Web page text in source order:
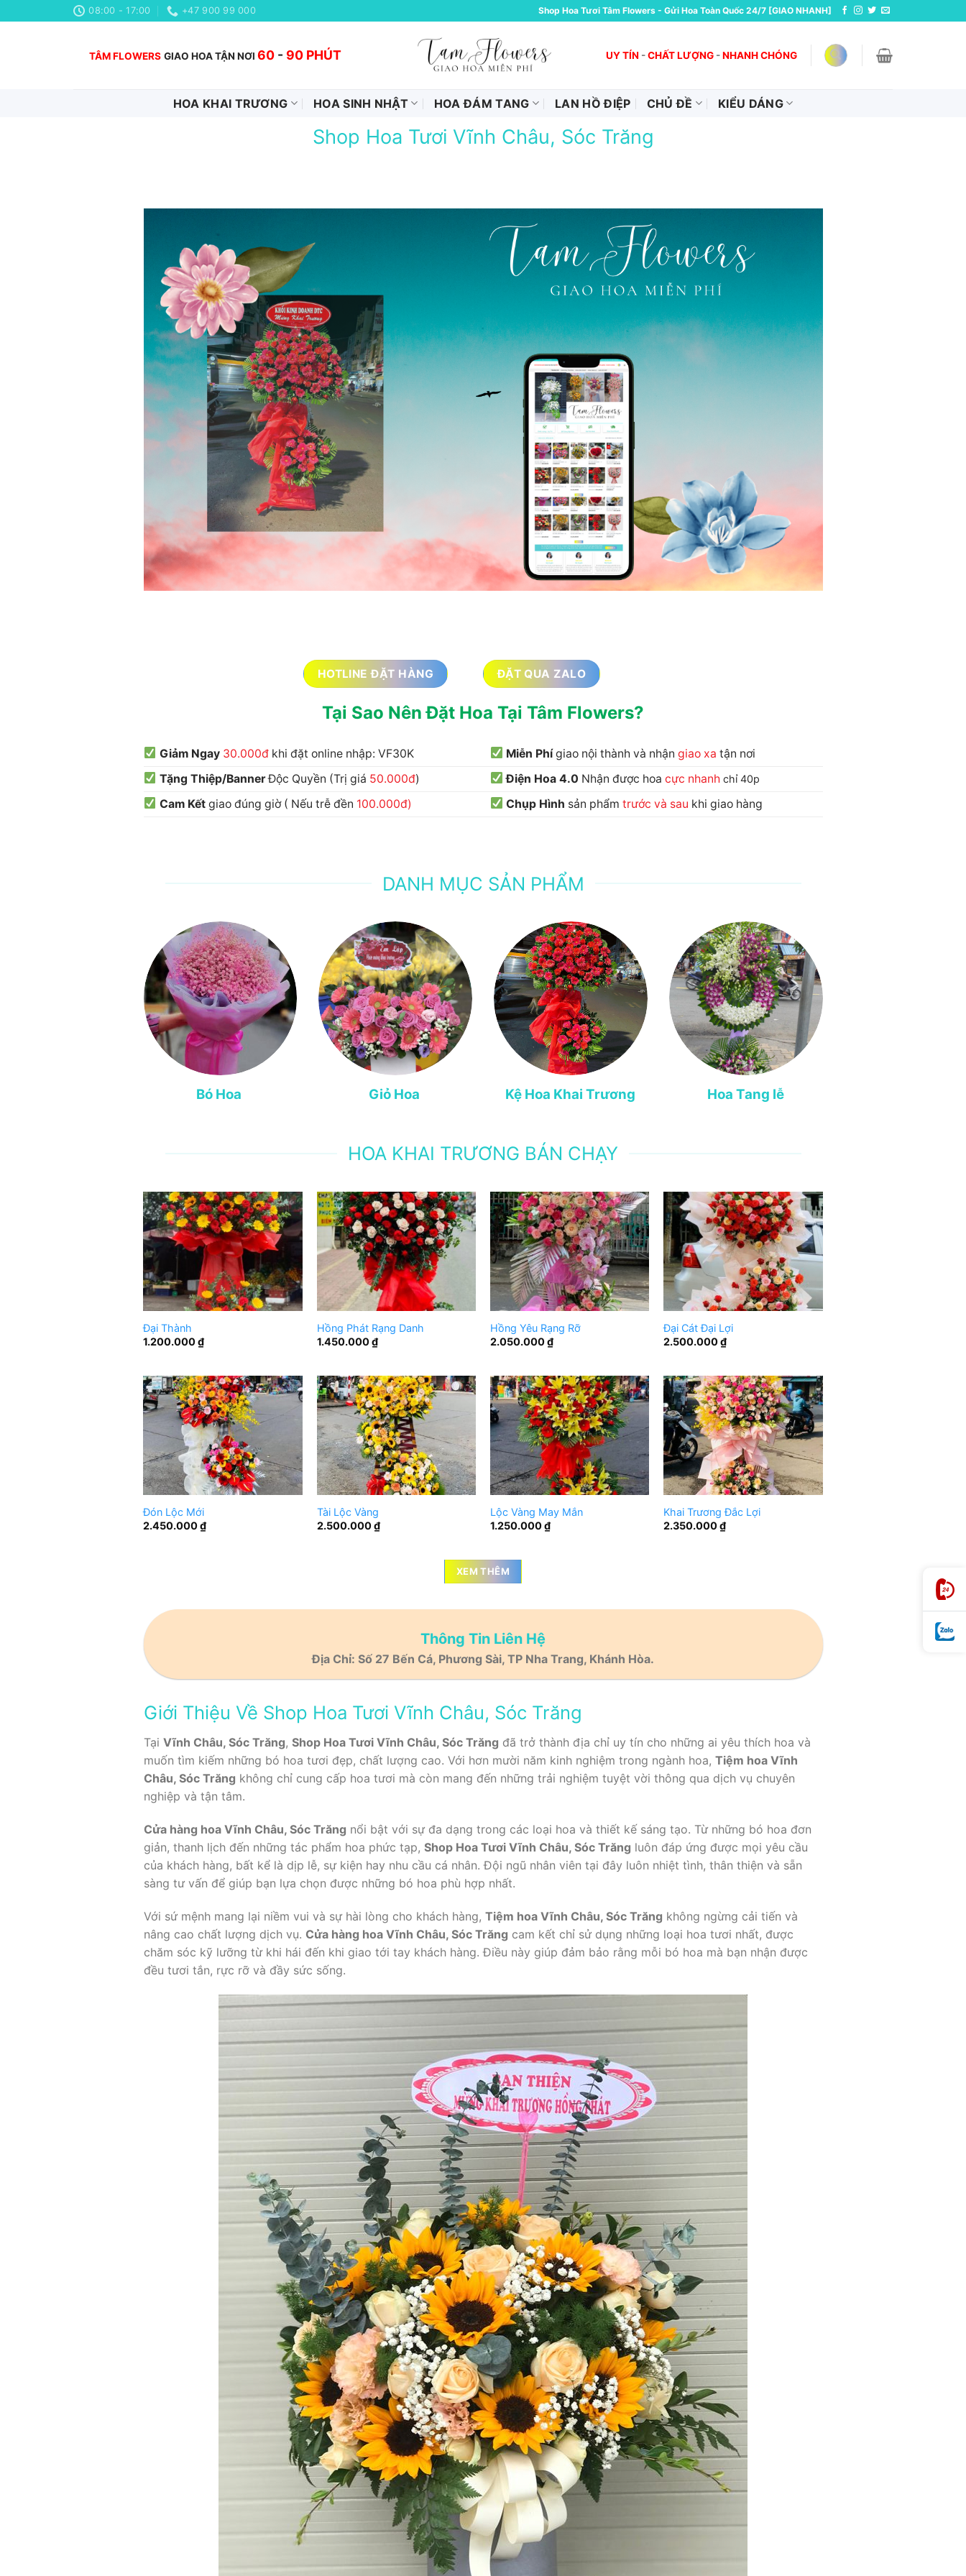
đến
08:00 - 17:00 +47 900 99 000 Shop Hoa Tươi Tâm Flowers - Gửi Hoa Toàn Quốc 24/7 [GIAO NHANH]
TÂM FLOWERS GIAO HOA TẬN NƠI 60 - 90 PHÚT UY TÍN -CHẤT LƯỢNG -NHANH CHÓNG
HOA KHAI TRƯƠNG HOA SINH NHẬT HOA ĐÁM TANG LAN HỒ ĐIỆP CHỦ ĐỀ KIỂU DÁNG
Shop Hoa Tươi Vĩnh Châu, Sóc Trăng
HOTLINE ĐẶT HÀNG ĐẶT QUA ZALO
Tại Sao Nên Đặt Hoa Tại Tâm Flowers?
Giảm Ngay 30.000đkhi đặt online nhập: VF30K Miễn Phígiao nội thành và nhận giao xa tận nơi
Tặng Thiệp/BannerĐộc Quyền (Trị giá 50.000đ) Điện Hoa 4.0 Nhận được hoa cực nhanh chỉ 40p
Cam Kếtgiao đúng giờ ( Nếu trễ đền 100.000đ) Chụp Hình sản phẩm trước và sau khi giao hàng
DANH MỤC SẢN PHẨM
Bó Hoa Giỏ Hoa Kệ Hoa Khai Trương Hoa Tang lễ
HOA KHAI TRƯƠNG BÁN CHẠY
Đại Thành
1.200.000₫
Hồng Phát Rạng Danh
1.450.000₫
Hồng Yêu Rạng Rỡ
2.050.000₫
Đại Cát Đại Lợi
2.500.000₫
Đón Lộc Mới
2.450.000₫
Tài Lộc Vàng
2.500.000₫
Lộc Vàng May Mắn
1.250.000₫
Khai Trương Đắc Lợi
2.350.000₫
XEM THÊM
Thông Tin Liên Hệ
Địa Chỉ: Số 27 Bến Cá, Phương Sài, TP Nha Trang, Khánh Hòa.
Giới Thiệu Về Shop Hoa Tươi Vĩnh Châu, Sóc Trăng
Tại Vĩnh Châu, Sóc Trăng, Shop Hoa Tươi Vĩnh Châu, Sóc Trăng đã trở thành địa chỉ uy tín cho những ai yêu thích hoa và
muốn tìm kiếm những bó hoa tươi đẹp, chất lượng cao. Với hơn mười năm kinh nghiệm trong ngành hoa, Tiệm hoa Vĩnh
Châu, Sóc Trăng không chỉ cung cấp hoa tươi mà còn mang đến những trải nghiệm tuyệt vời thông qua dịch vụ chuyên
nghiệp và tận tâm.
Cửa hàng hoa Vĩnh Châu, Sóc Trăng nổi bật với sự đa dạng trong các loại hoa và thiết kế sáng tạo. Từ những bó hoa đơn
giản, thanh lịch đến những tác phẩm hoa phức tạp, Shop Hoa Tươi Vĩnh Châu, Sóc Trăng luôn đáp ứng được mọi yêu cầu
của khách hàng, bất kể là dịp lễ, sự kiện hay nhu cầu cá nhân. Đội ngũ nhân viên tại đây luôn nhiệt tình, thân thiện và sẵn
sàng tư vấn để giúp bạn lựa chọn được những bó hoa phù hợp nhất.
Với sứ mệnh mang lại niềm vui và sự hài lòng cho khách hàng, Tiệm hoa Vĩnh Châu, Sóc Trăng không ngừng cải tiến và
nâng cao chất lượng dịch vụ. Cửa hàng hoa Vĩnh Châu, Sóc Trăng cam kết chỉ sử dụng những loại hoa tươi nhất, được
chăm sóc kỹ lưỡng từ khi hái đến khi giao tới tay khách hàng. Điều này giúp đảm bảo rằng mỗi bó hoa mà bạn nhận được
đều tươi tắn, rực rỡ và đầy sức sống.